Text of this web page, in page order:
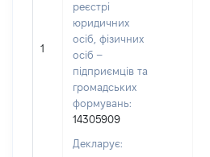
1
реєстрі
юридичних
осіб, фізичних
осіб –
підприємців та
громадських
формувань:
14305909
Декларує: